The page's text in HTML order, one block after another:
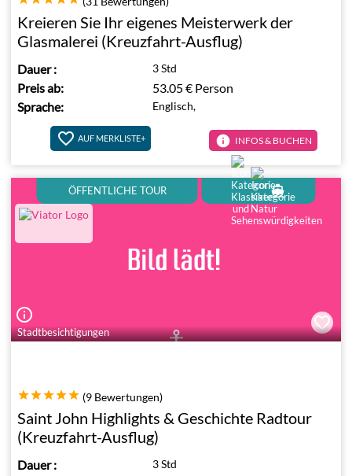
Kreieren Sie Ihr eigenes Meisterwerk der
Glasmalerei (Kreuzfahrt-Ausflug)
Sprache:
Dauer:
Preis ab:
Englisch,
3 Std
53.05 € Person
AUF MERKLISTE+ info INFOS & BUCHEN
Stadtbesichtigungen
info_outline
(9 Bewertungen)
Saint John Highlights & Geschichte Radtour
(Kreuzfahrt-Ausflug)
Dauer:
3 Std
ÖFFENTLICHE TOUR directions_boat